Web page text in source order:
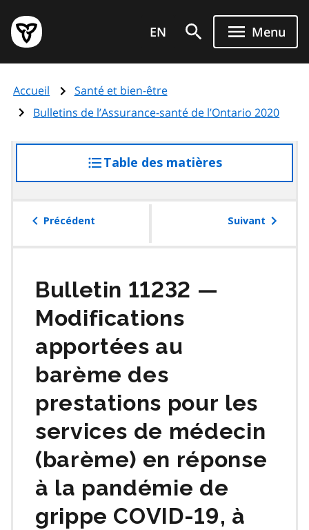
au
contenu
principal
Page
d'accueil
de
l'Ontario
EN Menu
Accueil
Santé et bien-être
Bulletins de l’Assurance-santé de l’Ontario 2020
Table des matières
à
table
Précédent Suivant
Bulletin 11232 —
Modifications
apportées au
barème des
prestations pour les
services de médecin
(barème) en réponse
à la pandémie de
grippe COVID‑19, à